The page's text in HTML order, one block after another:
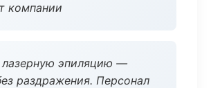
компании
лазерную эпиляцию —
раздражения. Персонал